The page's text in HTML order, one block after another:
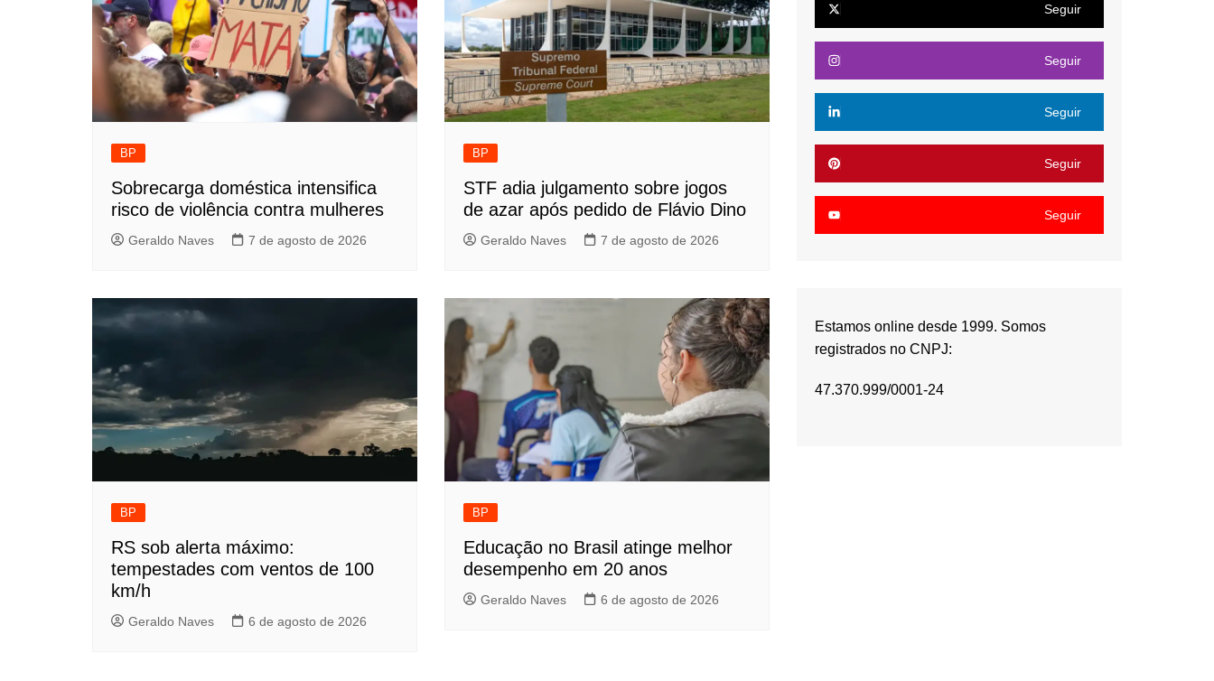
BP
Sobrecarga doméstica intensifica
risco de violência contra mulheres
Geraldo Naves 7 de agosto de 2026
BP
STF adia julgamento sobre jogos
de azar após pedido de Flávio Dino
Geraldo Naves 7 de agosto de 2026
BP
RS sob alerta máximo:
tempestades com ventos de 100
km/h
Geraldo Naves 6 de agosto de 2026
BP
Educação no Brasil atinge melhor
desempenho em 20 anos
Geraldo Naves 6 de agosto de 2026
Seguir
Seguir
Seguir
Seguir
Seguir
Estamos online desde 1999. Somos
registrados no CNPJ:
47.370.999/0001-24